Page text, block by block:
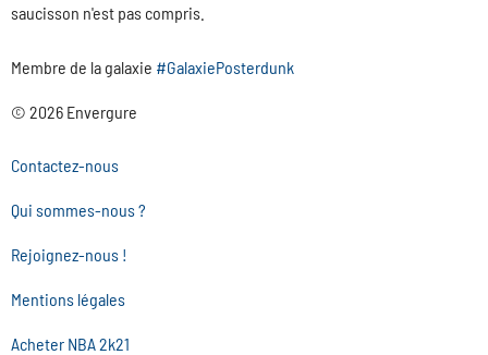
saucisson n'est pas compris.
Membre de la galaxie #GalaxiePosterdunk
© 2026 Envergure
Contactez-nous
Qui sommes-nous ?
Rejoignez-nous !
Mentions légales
Acheter NBA 2k21